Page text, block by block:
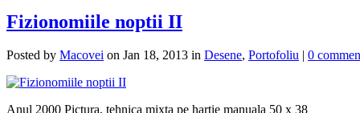
Fizionomiile noptii II
Posted by Macovei on Jan 18, 2013 in Desene, Portofoliu | 0
Anul 2000 Pictura, tehnica mixta pe hartie manuala 50 x 38